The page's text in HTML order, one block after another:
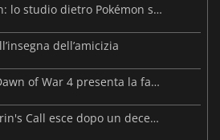
Beast of Reincarnation: lo studio dietro Pokémon su una nuova strada
dell’amicizia
Warhammer 40.000: Dawn of War 4 presenta la fazione dei Necron
Forsaken Realms: Vahrin's Call esce dopo un decennio di sviluppo